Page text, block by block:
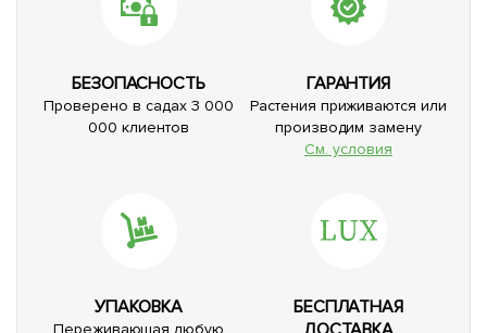
БЕЗОПАСНОСТЬ
Проверено в садах 3 000
000 клиентов
ГАРАНТИЯ
Растения приживаются или
производим замену
См. условия
УПАКОВКА
Переживающая любую
БЕСПЛАТНАЯ